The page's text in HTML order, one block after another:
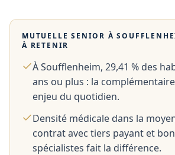
MUTUELLE SENIOR À
À RETENIR
À Soufflenheim, 29,41 % des
ans ou plus : la
enjeu du quotidien.
Densité médicale dans la
contrat avec tiers payant et
spécialistes fait la différence.